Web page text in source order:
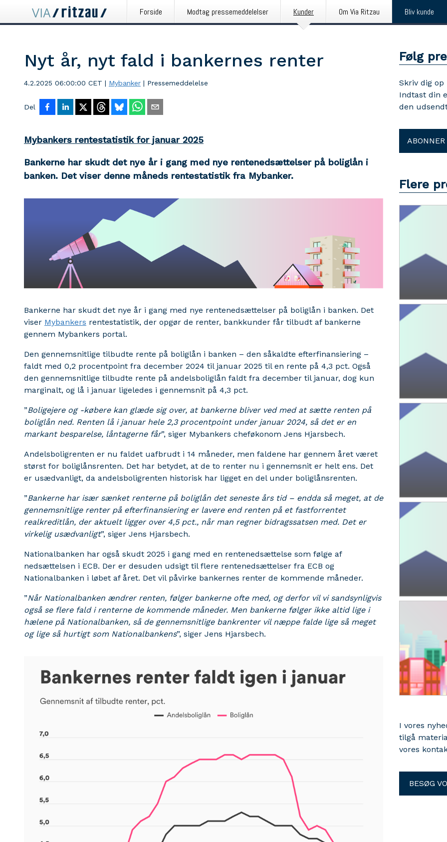
Forside Modtag pressemeddelelser Kunder Om Via Ritzau Bliv kunde
Nyt år, nyt fald i bankernes renter
4.2.2025 06:00:00 CET | Mybanker | Pressemeddelelse
Del
Mybankers rentestatistik for januar 2025
Bankerne har skudt det nye år i gang med nye rentenedsættelser på boliglån i
banken. Det viser denne måneds rentestatistik fra Mybanker.
Bankerne har skudt det nye år i gang med nye rentenedsættelser på boliglån i banken. Det
viser Mybankers rentestatistik, der opgør de renter, bankkunder får tilbudt af bankerne
gennem Mybankers portal.
Den gennemsnitlige tilbudte rente på boliglån i banken – den såkaldte efterfinansiering –
faldt med 0,2 procentpoint fra december 2024 til januar 2025 til en rente på 4,3 pct. Også
den gennemsnitlige tilbudte rente på andelsboliglån faldt fra december til januar, dog kun
marginalt, og lå i januar ligeledes i gennemsnit på 4,3 pct.
”Boligejere og -købere kan glæde sig over, at bankerne bliver ved med at sætte renten på
boliglån ned. Renten lå i januar hele 2,3 procentpoint under januar 2024, så det er en
markant besparelse, låntagerne får”, siger Mybankers cheføkonom Jens Hjarsbech.
Andelsboligrenten er nu faldet uafbrudt i 14 måneder, men faldene har gennem året været
størst for boliglånsrenten. Det har betydet, at de to renter nu i gennemsnit er helt ens. Det
er usædvanligt, da andelsboligrenten historisk har ligget en del under boliglånsrenten.
”Bankerne har især sænket renterne på boliglån det seneste års tid – endda så meget, at de
gennemsnitlige renter på efterfinansiering er lavere end renten på et fastforrentet
realkreditlån, der aktuelt ligger over 4,5 pct., når man regner bidragssatsen med. Det er
virkelig usædvanligt”, siger Jens Hjarsbech.
Nationalbanken har også skudt 2025 i gang med en rentenedsættelse som følge af
nedsættelsen i ECB. Der er desuden udsigt til flere rentenedsættelser fra ECB og
Nationalbanken i løbet af året. Det vil påvirke bankernes renter de kommende måneder.
”Når Nationalbanken ændrer renten, følger bankerne ofte med, og derfor vil vi sandsynligvis
også se flere fald i renterne de kommende måneder. Men bankerne følger ikke altid lige i
hælene på Nationalbanken, så de gennemsnitlige bankrenter vil næppe falde lige så meget
og lige så hurtigt som Nationalbankens”, siger Jens Hjarsbech.
Følg
Skriv dig
Indtast din
den
ABONNER
Flere
I vores
tilgå
vores
BESØG